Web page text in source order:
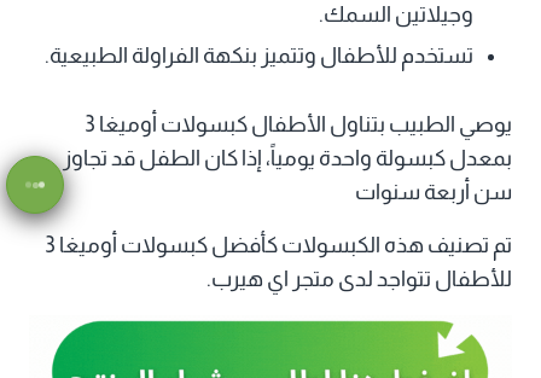
وجيلاتين السمك.
تستخدم للأطفال وتتميز بنكهة الفراولة الطبيعية.
يوصي الطبيب بتناول الأطفال كبسولات أوميغا 3
بمعدل كبسولة واحدة يومياً، إذا كان الطفل قد تجاوز
سن أربعة سنوات
تم تصنيف هذه الكبسولات كأفضل كبسولات أوميغا 3
للأطفال تتواجد لدى متجر اي هيرب.